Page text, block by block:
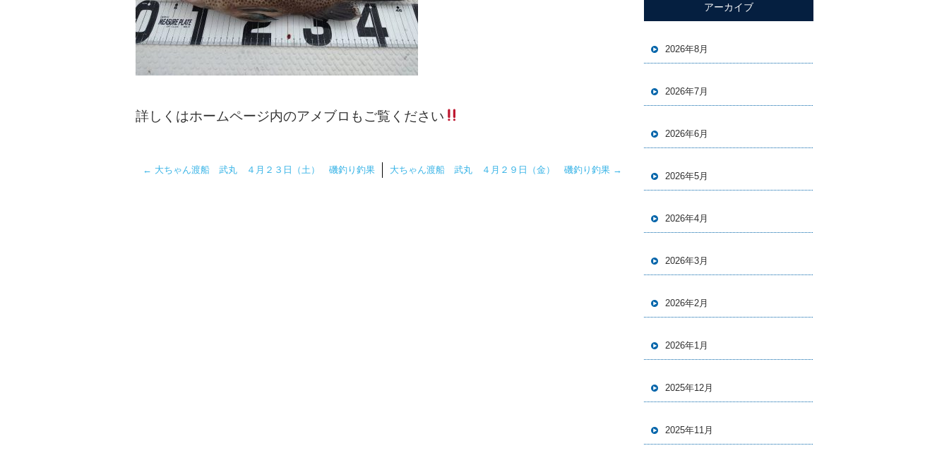
詳しくはホームページ内のアメブロもご覧ください
← 大ちゃん渡船 武丸 ４月２３日（土） 磯釣り釣果 大ちゃん渡船 武丸 ４月２９日（金） 磯釣り釣果 →
アーカイブ
2026年8月
2026年7月
2026年6月
2026年5月
2026年4月
2026年3月
2026年2月
2026年1月
2025年12月
2025年11月